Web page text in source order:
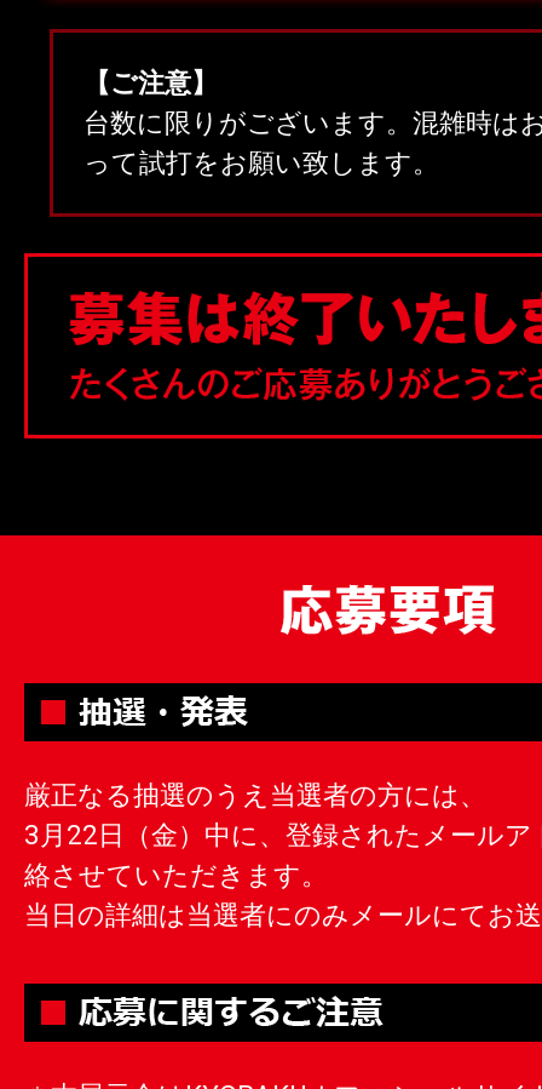
【ご注意】
台数に限りがございます。混雑時は
って試打をお願い致します。
厳正なる抽選のうえ当選者の方には、
3月22日（金）中に、登録されたメール
絡させていただきます。
当日の詳細は当選者にのみメールにてお